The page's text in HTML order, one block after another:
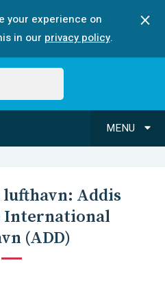
your experience on
in our privacy policy.
MENU
lufthavn: Addis
International
(ADD)